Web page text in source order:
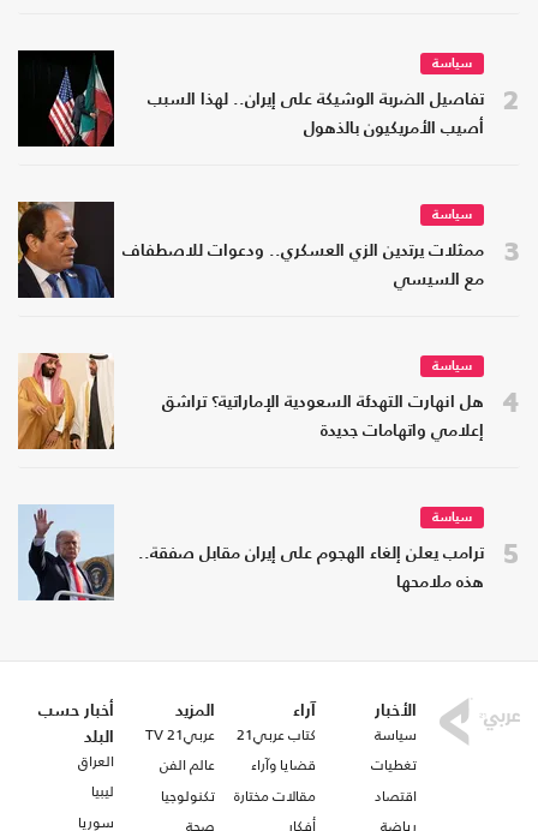
2
سياسة
تفاصيل الضربة الوشيكة على إيران.. لهذا السبب
أصيب الأمريكيون بالذهول
3
سياسة
ممثلات يرتدين الزي العسكري.. ودعوات للاصطفاف
مع السيسي
4
سياسة
هل انهارت التهدئة السعودية الإماراتية؟ تراشق
إعلامي واتهامات جديدة
5
سياسة
ترامب يعلن إلغاء الهجوم على إيران مقابل صفقة..
هذه ملامحها
الأخبار
سياسة
تغطيات
اقتصاد
آراء
كتاب عربي21
قضايا وآراء
مقالات مختارة
المزيد
عربي21 TV
عالم الفن
تكنولوجيا
أخبار حسب
البلد
العراق
ليبيا
سوريا